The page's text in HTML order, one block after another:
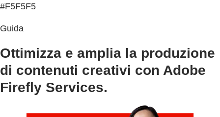
#F5F5F5
Guida
Ottimizza e amplia la produzione
di contenuti creativi con Adobe
Firefly Services.